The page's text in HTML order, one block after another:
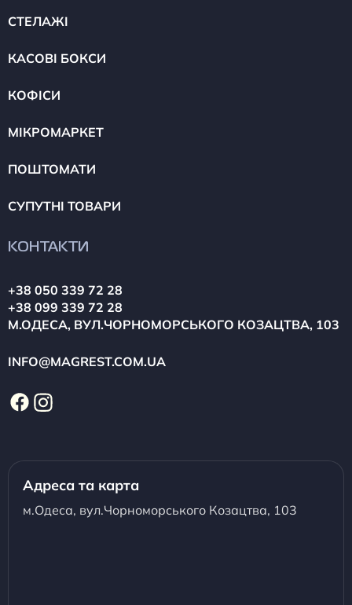
СТЕЛАЖІ
КАСОВІ БОКСИ
КОФІСИ
МІКРОМАРКЕТ
ПОШТОМАТИ
СУПУТНІ ТОВАРИ
КОНТАКТИ
+38 050 339 72 28
+38 099 339 72 28
М.ОДЕСА, ВУЛ.ЧОРНОМОРСЬКОГО КОЗАЦТВА, 103
INFO@MAGREST.COM.UA
Адреса та карта
м.Одеса, вул.Чорноморського Козацтва, 103